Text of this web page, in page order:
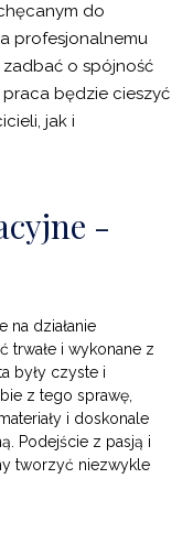
do
profesjonalnemu
o spójność
praca będzie cieszyć
jak i
-
na działanie
trwałe i wykonane z
były czyste i
z tego sprawę,
i doskonale
Podejście z pasją i
tworzyć niezwykle